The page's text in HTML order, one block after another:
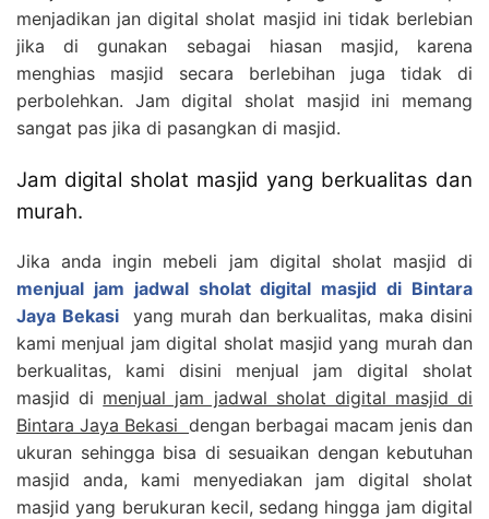
menjadikan jan digital sholat masjid ini tidak berlebian
jika di gunakan sebagai hiasan masjid, karena
menghias masjid secara berlebihan juga tidak di
perbolehkan. Jam digital sholat masjid ini memang
sangat pas jika di pasangkan di masjid.
Jam digital sholat masjid yang berkualitas dan
murah.
Jika anda ingin mebeli jam digital sholat masjid di
menjual jam jadwal sholat digital masjid di Bintara
Jaya Bekasiyang murah dan berkualitas, maka disini
kami menjual jam digital sholat masjid yang murah dan
berkualitas, kami disini menjual jam digital sholat
masjid di menjual jam jadwal sholat digital masjid di
Bintara Jaya Bekasi dengan berbagai macam jenis dan
ukuran sehingga bisa di sesuaikan dengan kebutuhan
masjid anda, kami menyediakan jam digital sholat
masjid yang berukuran kecil, sedang hingga jam digital